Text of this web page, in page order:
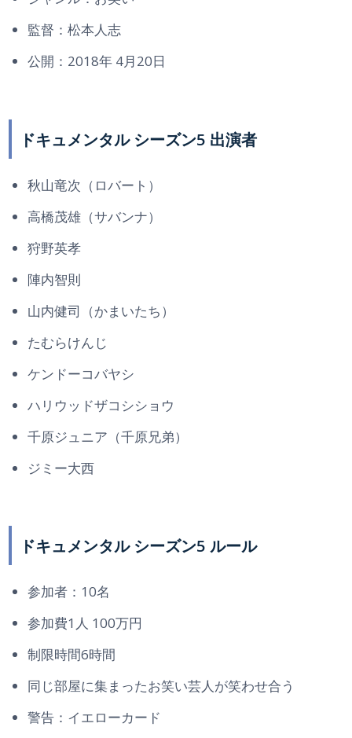
監督：松本人志
公開：2018年 4月20日
ドキュメンタル シーズン5 出演者
秋山竜次（ロバート）
高橋茂雄（サバンナ）
狩野英孝
陣内智則
山内健司（かまいたち）
たむらけんじ
ケンドーコバヤシ
ハリウッドザコシショウ
千原ジュニア（千原兄弟）
ジミー大西
ドキュメンタル シーズン5 ルール
参加者：10名
参加費1人 100万円
制限時間6時間
同じ部屋に集まったお笑い芸人が笑わせ合う
警告：イエローカード